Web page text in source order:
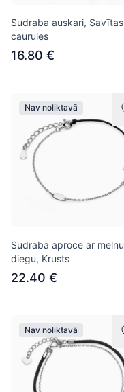
Sudraba auskari, Savītas
caurules
16.80 €
Nav noliktavā
Sudraba aproce ar melnu
diegu, Krusts
22.40 €
Nav noliktavā